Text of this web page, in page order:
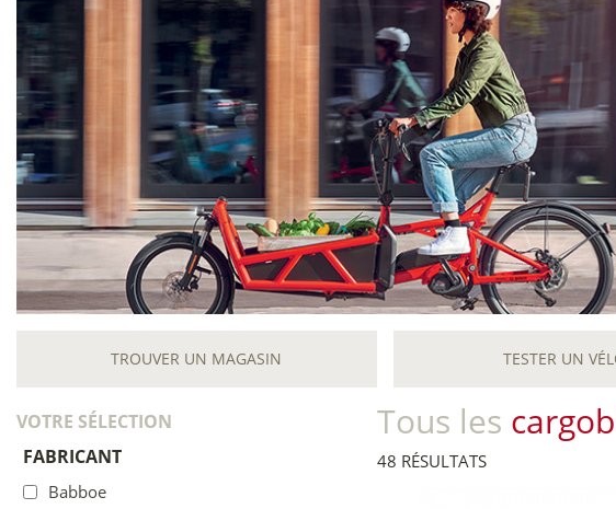
TROUVER UN MAGASIN TESTER UN
VOTRE SÉLECTION
FABRICANT
Babboe
Tous les
48 RÉSULTATS